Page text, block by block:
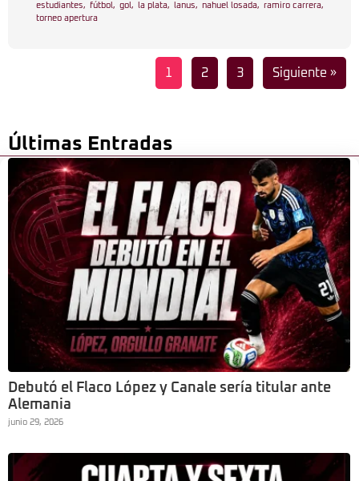
estudiantes, fútbol , gol , la plata, lanus, nahuel losada, ramiro carrera,
torneo apertura
1 2 3 Siguiente »
Últimas Entradas
Debutó el Flaco López y Canale sería titular ante
Alemania
junio 29, 2026